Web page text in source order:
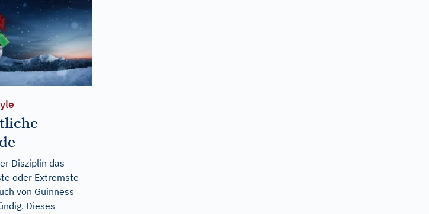
Disziplin das
oder Extremste
von Guinness
Dieses